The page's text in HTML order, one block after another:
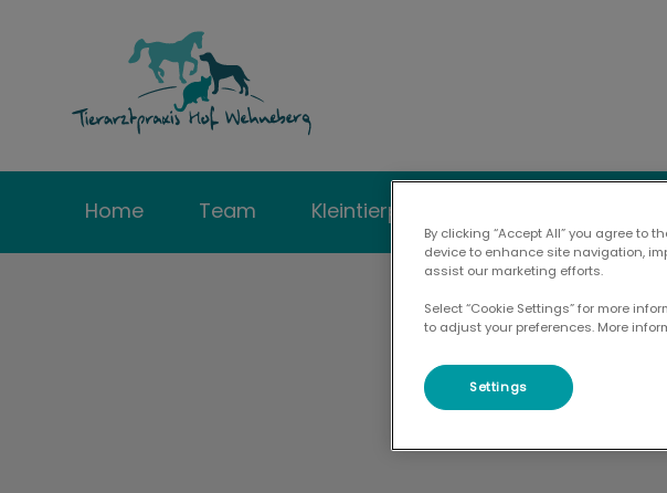
Home Team Kleintierpraxis
By clicking “Accept All” you agree
device to enhance site navigation,
assist our marketing efforts.
Select “Cookie Settings” for more
to adjust your preferences. More
Settings